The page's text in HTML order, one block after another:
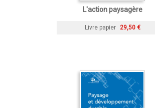
L'action paysagère
Livre papier 29,50 €